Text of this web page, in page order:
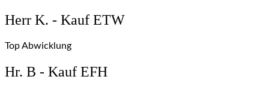
Herr K. - Kauf ETW
Top Abwicklung
Hr. B - Kauf EFH